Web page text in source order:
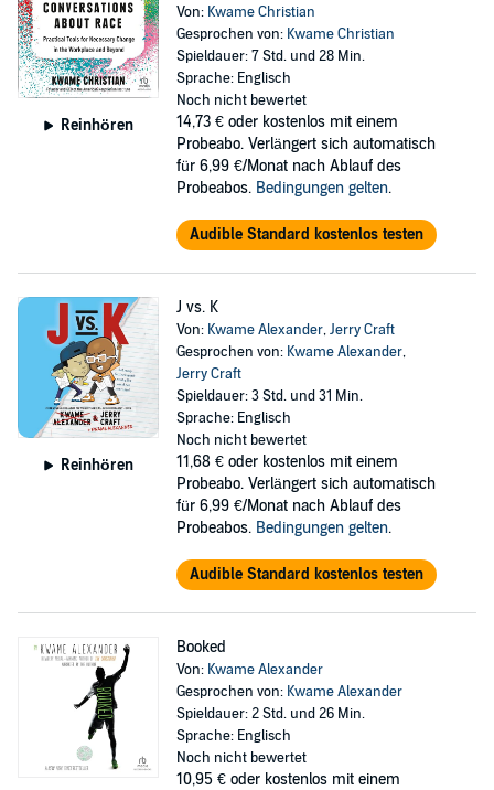
Reinhören
Von: Kwame Christian
Gesprochen von: Kwame Christian
Spieldauer: 7 Std. und 28 Min.
Sprache: Englisch
Noch nicht bewertet
14,73 € oder kostenlos mit einem
Probeabo. Verlängert sich automatisch
für 6,99 €/Monat nach Ablauf des
Probeabos. Bedingungen gelten.
Audible Standard kostenlos testen
Reinhören
J vs. K
Von: Kwame Alexander,Jerry Craft
Gesprochen von: Kwame Alexander,
Jerry Craft
Spieldauer: 3 Std. und 31 Min.
Sprache: Englisch
Noch nicht bewertet
11,68 € oder kostenlos mit einem
Probeabo. Verlängert sich automatisch
für 6,99 €/Monat nach Ablauf des
Probeabos. Bedingungen gelten.
Audible Standard kostenlos testen
Booked
Von: Kwame Alexander
Gesprochen von: Kwame Alexander
Spieldauer: 2 Std. und 26 Min.
Sprache: Englisch
Noch nicht bewertet
10,95 € oder kostenlos mit einem